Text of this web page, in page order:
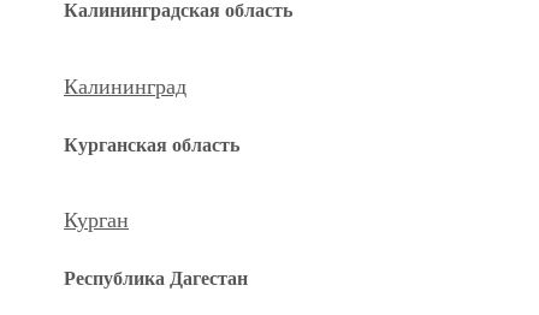
Калининградская область
Калининград
Курганская область
Курган
Республика Дагестан